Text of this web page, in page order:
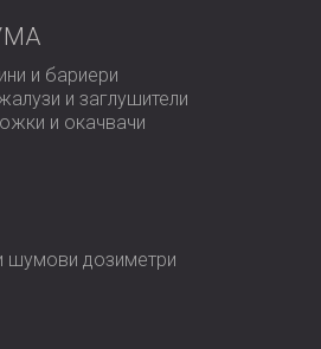
и бариери
и заглушители
и окачвачи
шумови дозиметри